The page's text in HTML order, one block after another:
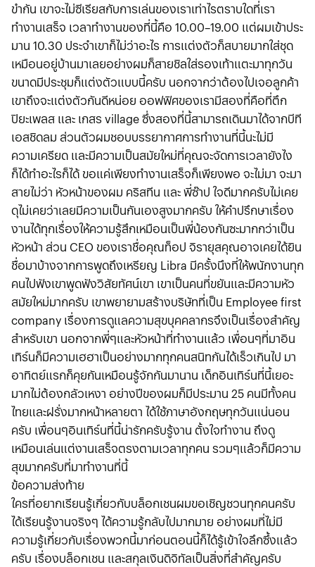
ขำกัน เขาจะไม่ซีเรียสกับการเล่นของเราเท่าไรตราบใดที่เรา
ทำงานเสร็จ เวลาทำงานของที่นี้คือ 10.00–19.00 แต่ผมเข้าประ
มาน 10.30 ประจำเขาก็ไม่ว่าอะไร การแต่งตัวก็สบายมากใส่ชุด
เหมือนอยู่บ้านมาเลยอย่างผมก็สายชิลใส่รองเท้าแตะมาทุกวัน
ขนาดมีประชุมก็แต่งตัวแบบนี้ครับ นอกจากว่าต้องไปเจอลูกค้า
เขาถึงจะแต่งตัวกันดีหน่อย ออฟฟิศของเรามีสองที่คือที่ตึก
ปิยะเพลส และ เกสร village ซึ่งสองที่นี้สามารถเดินมาได้จากบีที
เอสชิดลม ส่วนตัวผมชอบบรรยากาศการทำงานที่นี้นะไม่มี
ความเครียด และมีความเป็นสมัยใหม่ที่คุณจะจัดการเวลายังไง
ก็ได้ทำอะไรก็ได้ ขอแค่เพียงทำงานเสร็จก็เพียงพอ จะไม่มา จะมา
สายไม่ว่า หัวหน้าของผม คริสทีน และ พี่ซ๊าป ใจดีมากครับไม่เคย
ดุไม่เคยว่าเลยมีความเป็นกันเองสูงมากครับ ให้คำปรึกษาเรื่อง
งานได้ทุกเรื่องให้ความรู้สึกเหมือนเป็นพี่น้องกันซะมากกว่าเป็น
หัวหน้า ส่วน CEO ของเราชื่อคุณท็อป จิรายุสคุณอาจเคยได้ยิน
ชื่อมาบ้างจากการพูดถึงเหรียญ Libra มีครั้งนึงที่ให้พนักงานทุก
คนไปฟังเขาพูดฟังวิสัยทัศน์เขา เขาเป็นคนที่ขยันและมีความหัว
สมัยใหม่มากครับ เขาพยายามสร้างบริษัทที่เป็น Employee first
company เรื่องการดูแลความสุขบุคคลากรจึงเป็นเรื่องสำคัญ
สำหรับเขา นอกจากพี่ๆและหัวหน้าที่ทำงานแล้ว เพื่อนๆที่มาอิน
เทิร์นก็มีความเฮฮาเป็นอย่างมากทุกคนสนิทกันได้เร็วเกินไป มา
อาทิตย์แรกก็คุยกันเหมือนรู้จักกันมานาน เด็กอินเทิร์นที่นี้เยอะ
มากไม่ต้องกลัวเหงา อย่างปีของผมก็มีประมาน 25 คนมีทั้งคน
ไทยและฝรั่งมากหน้าหลายตา ได้ใช้ภาษาอังกฤษทุกวันแน่นอน
ครับ เพื่อนๆอินเทิร์นที่นี้น่ารักครับรู้งาน ตั้งใจทำงาน ถึงดู
เหมือนเล่นแต่งานเสร็จตรงตามเวลาทุกคน รวมๆแล้วก็มีความ
สุขมากครับที่มาทำงานที่นี้
ข้อความส่งท้าย
ใครที่อยากเรียนรู้เกี่ยวกับบล็อกเชนผมขอเชิญชวนทุกคนครับ
ได้เรียนรู้งานจริงๆ ได้ความรู้กลับไปมากมาย อย่างผมที่ไม่มี
ความรู้เกี่ยวกับเรื่องพวกนี้มาก่อนตอนนี้ก็ได้รู้เข้าใจลึกซึ้งแล้ว
ครับ เรื่องบล็อกเชน และสกุลเงินดิจิทัลเป็นสิ่งที่สำคัญครับ